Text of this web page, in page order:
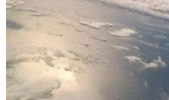
СПОРТ